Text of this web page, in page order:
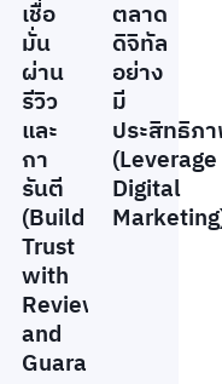
เชื่อ
มั่น
ผ่าน
รีวิว
และ
กา
รันตี
(Build
Trust
with
Reviews
and
Guarantees)
ตลาด
ดิจิทัล
อย่าง
มี
ประสิทธิภ
(Leverage
Digital